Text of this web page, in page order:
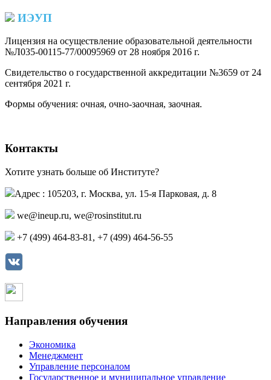
ИЭУП
Лицензия на осуществление образовательной деятельности
№Л035-00115-77/00095969 от 28 ноября 2016 г.
Свидетельство о государственной аккредитации №3659 от 24
сентября 2021 г.
Формы обучения: очная, очно-заочная, заочная.
Контакты
Хотите узнать больше об Институте?
Адрес : 105203, г. Москва, ул. 15-я Парковая, д. 8
we@ineup.ru, we@rosinstitut.ru
+7 (499) 464-83-81, +7 (499) 464-56-55
Направления обучения
Экономика
Менеджмент
Управление персоналом
Государственное и муниципальное управление